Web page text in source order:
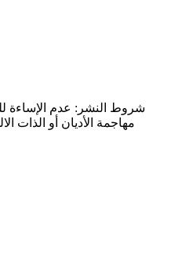
شروط النشر: عدم الإساءة
مهاجمة الأديان أو الذات